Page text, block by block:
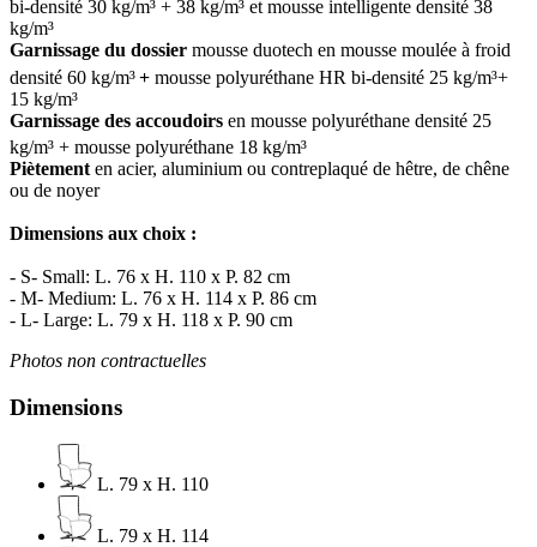
bi-densité 30 kg/m³ + 38 kg/m³ et mousse intelligente densité 38
kg/m³
Garnissage du dossier mousse duotech en mousse moulée à froid
densité 60 kg/m³+ mousse polyuréthane HR bi-densité 25 kg/m³+
15 kg/m³
Garnissage des accoudoirs en mousse polyuréthane densité 25
kg/m³ + mousse polyuréthane 18 kg/m³
Piètement en acier, aluminium ou contreplaqué de hêtre, de chêne
ou de noyer
Dimensions aux choix :
- S- Small: L. 76 x H. 110 x P. 82 cm
- M- Medium: L. 76 x H. 114 x P. 86 cm
- L- Large: L. 79 x H. 118 x P. 90 cm
Photos non contractuelles
Dimensions
L. 79 x H. 110
L. 79 x H. 114